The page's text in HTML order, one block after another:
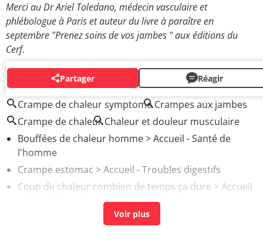
Merci au Dr Ariel Toledano, médecin vasculaire et
phlébologue à Paris et auteur du livre à paraître en
septembre "Prenez soins de vos jambes " aux éditions du
Cerf.
Partager Réagir
AUTOUR DU MÊME SUJET
Crampe de chaleur symptome Crampes aux jambes
Crampe de chaleur Chaleur et douleur musculaire
Bouffées de chaleur homme> Accueil - Santé de
l'homme
Crampe estomac > Accueil - Troubles digestifs
Coup de chaleur combien de temps ça dure > Accueil
- Symptômes et questions diverses
Symptome grossesse bouffée de chaleur